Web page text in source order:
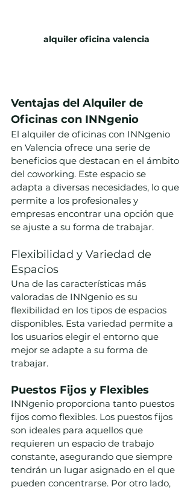
alquiler oficina valencia
Ventajas del Alquiler de
Oficinas con INNgenio
El alquiler de oficinas con INNgenio
en Valencia ofrece una serie de
beneficios que destacan en el ámbito
del coworking. Este espacio se
adapta a diversas necesidades, lo que
permite a los profesionales y
empresas encontrar una opción que
se ajuste a su forma de trabajar.
Flexibilidad y Variedad de
Espacios
Una de las características más
valoradas de INNgenio es su
flexibilidad en los tipos de espacios
disponibles. Esta variedad permite a
los usuarios elegir el entorno que
mejor se adapte a su forma de
trabajar.
Puestos Fijos y Flexibles
INNgenio proporciona tanto puestos
fijos como flexibles. Los puestos fijos
son ideales para aquellos que
requieren un espacio de trabajo
constante, asegurando que siempre
tendrán un lugar asignado en el que
pueden concentrarse. Por otro lado,